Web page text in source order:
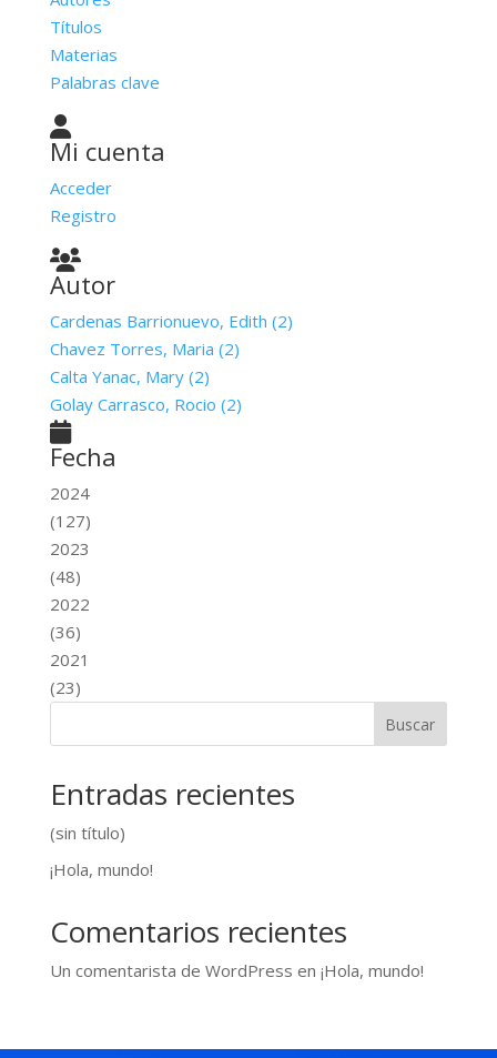
Títulos
Materias
Palabras clave
Mi cuenta
Acceder
Registro
Autor
Cardenas Barrionuevo, Edith (2)
Chavez Torres, Maria (2)
Calta Yanac, Mary (2)
Golay Carrasco, Rocio (2)
Fecha
2024
(127)
2023
(48)
2022
(36)
2021
(23)
Buscar
Entradas recientes
(sin título)
¡Hola, mundo!
Comentarios recientes
Un comentarista de WordPress en ¡Hola, mundo!